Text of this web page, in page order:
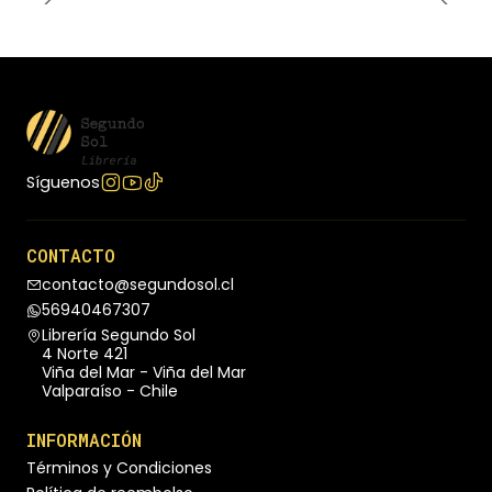
Síguenos
CONTACTO
contacto@segundosol.cl
56940467307
Librería Segundo Sol
4 Norte 421
Viña del Mar - Viña del Mar
Valparaíso - Chile
INFORMACIÓN
Términos y Condiciones